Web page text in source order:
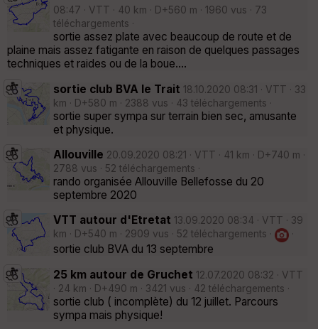
08:47 · VTT · 40 km · D+560 m · 1960 vus · 73
téléchargements ·
sortie assez plate avec beaucoup de route et de
plaine mais assez fatigante en raison de quelques passages
techniques et raides ou de la boue....
sortie club BVA le Trait 18.10.2020 08:31 · VTT · 33
km · D+580 m · 2388 vus · 43 téléchargements ·
sortie super sympa sur terrain bien sec, amusante
et physique.
Allouville 20.09.2020 08:21 · VTT · 41 km · D+740 m ·
2788 vus · 52 téléchargements ·
rando organisée Allouville Bellefosse du 20
septembre 2020
VTT autour d'Etretat 13.09.2020 08:34 · VTT · 39
km · D+540 m · 2909 vus · 52 téléchargements ·
·
sortie club BVA du 13 septembre
25 km autour de Gruchet 12.07.2020 08:32 · VTT
· 24 km · D+490 m · 3421 vus · 42 téléchargements ·
sortie club ( incomplète) du 12 juillet. Parcours
sympa mais physique!